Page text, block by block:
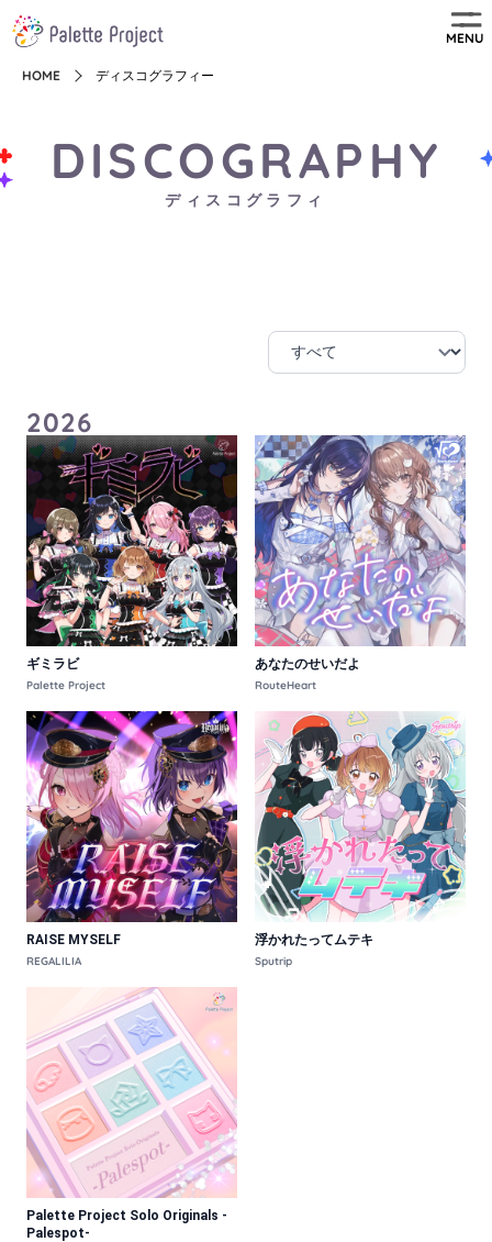
MENU
HOME ディスコグラフィー
DISCOGRAPHY
ディスコグラフィ
2026
ギミラビ
Palette Project
あなたのせいだよ
RouteHeart
RAISE MYSELF
REGALILIA
浮かれたってムテキ
Sputrip
Palette Project Solo Originals -
Palespot-